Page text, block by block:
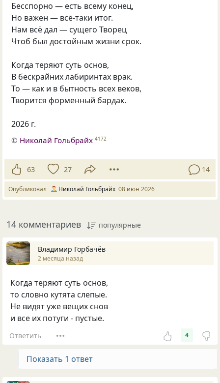
Бесспорно — есть всему конец,
Но важен — всё-таки итог.
Нам всё дал — сущего Творец
Чтоб был достойным жизни срок.
Когда теряют суть основ,
В бескрайних лабиринтах врак.
То — как и в бытность всех веков,
Творится форменный бардак.
2026 г.
© Николай Гольбрайх 4172
63 27 14
Опубликовал Николай Гольбрайх 08 июн 2026
14 комментариев популярные
Владимир Горбачёв
2 месяца назад
Когда теряют суть основ,
то словно кутята слепые.
Не видят уже вещих снов
и все их потуги - пустые.
Ответить 4
Показать 1 ответ